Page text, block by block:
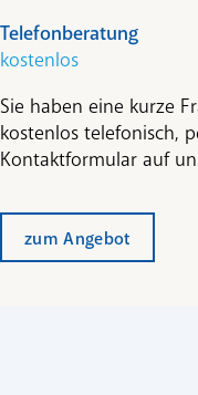
Telefonberatung
kostenlos
Sie haben eine kurze
kostenlos telefonisch,
Kontaktformular auf
zum Angebot